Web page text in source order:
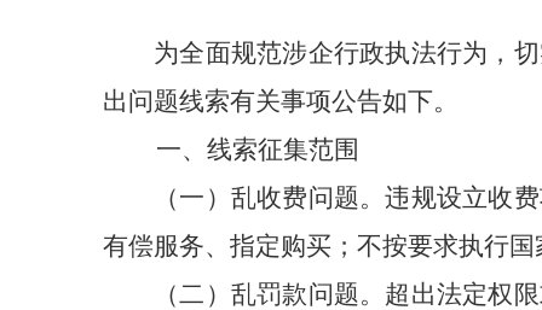
为全面规范涉企行政执法行为，
出问题线索有关事项公告如下。
一、线索征集范围
（一）乱收费问题。违规设立收
有偿服务、指定购买；不按要求执行
（二）乱罚款问题。超出法定权